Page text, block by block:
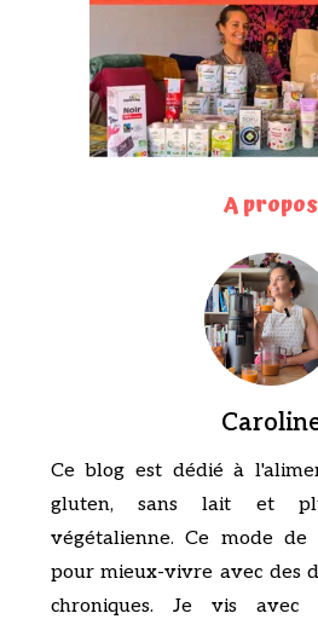
A propos
Ce blog est dédié à
gluten, sans lait et
végétalienne. Ce mode de
pour mieux-vivre avec des
chroniques. Je vis avec